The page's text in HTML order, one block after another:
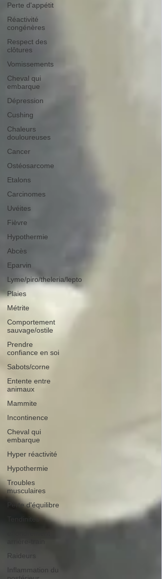
Perte d'appétit
Réactivité
congénères
Respect des
clôtures
Vomissements
Cheval qui
embarque
Dépression
Cushing
Chaleurs
douloureuses
Cancer
Ostéosarcome
Etalons
Carcinomes
Uvéites
Fièvre
Hypothermie
Abcès
Eparvin
Lyme/piro/theleria/lepto
Plaies
Métrite
Comportement
sauvage/ostile
Prendre
confiance en soi
Sabots/corne
Entente entre
animaux
Mammite
Incontinence
Cheval qui
embarque
Hyper réactivité
Hypothermie
Troubles
musculaires
Perte d'équilibre
Tendinites
Raideurs
Inflammation du